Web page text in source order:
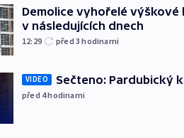
Demolice vyhořelé výškové
v následujících dnech
12:29 před 3hodinami
VIDEO Sečteno: Pardubický
před 4hodinami